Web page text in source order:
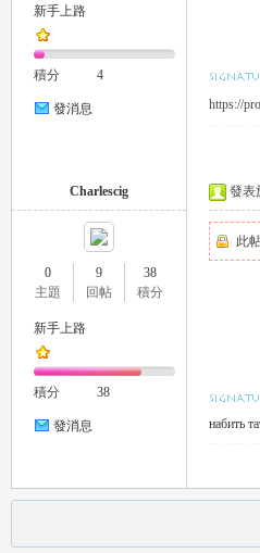
新手上路
積分 4
發消息 https://
Charlescig
0
主題
9
回帖
38
積分
新手上路
積分 38
發消息
發表
此
набить